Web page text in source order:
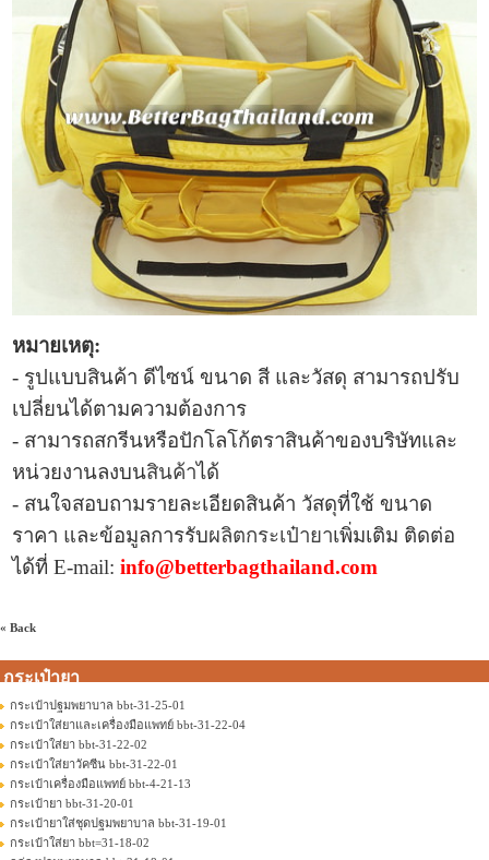
หมายเหตุ:
- รูปแบบสินค้า ดีไซน์ ขนาด สี และวัสดุ สามารถปรับ
เปลี่ยนได้ตามความต้องการ
- สามารถสกรีนหรือปักโลโก้ตราสินค้าของบริษัทและ
หน่วยงานลงบนสินค้าได้
- สนใจสอบถามรายละเอียดสินค้า วัสดุที่ใช้ ขนาด
ราคา และข้อมูลการรับผลิตกระเป๋ายาเพิ่มเติม ติดต่อ
ได้ที่E-mail:info@betterbagthailand.com
« Back
กระเป๋ายา
กระเป๋าปฐมพยาบาล bbt-31-25-01
กระเป๋าใส่ยาและเครื่องมือแพทย์ bbt-31-22-04
กระเป๋าใส่ยา bbt-31-22-02
กระเป๋าใส่ยาวัคซีน bbt-31-22-01
กระเป๋าเครื่องมือแพทย์ bbt-4-21-13
กระเป๋ายา bbt-31-20-01
กระเป๋ายาใส่ชุดปฐมพยาบาล bbt-31-19-01
กระเป๋าใส่ยา bbt=31-18-02